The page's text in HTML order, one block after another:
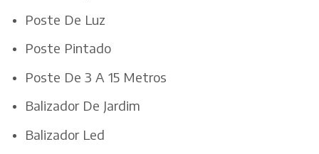
Poste De Luz
Poste Pintado
Poste De 3 A 15 Metros
Balizador De Jardim
Balizador Led